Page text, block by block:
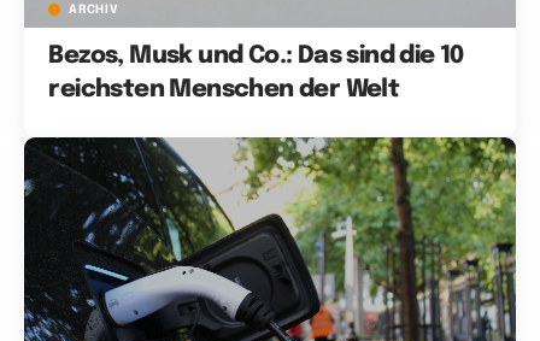
ARCHIV
Bezos, Musk und Co.: Das sind die 10
reichsten Menschen der Welt